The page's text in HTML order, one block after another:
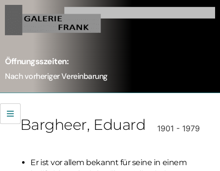
Öffnungsszeiten:
Nach vorheriger Vereinbarung
Bargheer, Eduard 1901 - 1979
Er ist vor allem bekannt für seine in einem